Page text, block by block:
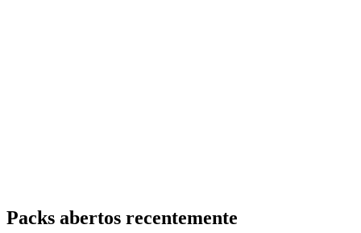
Packs abertos recentemente